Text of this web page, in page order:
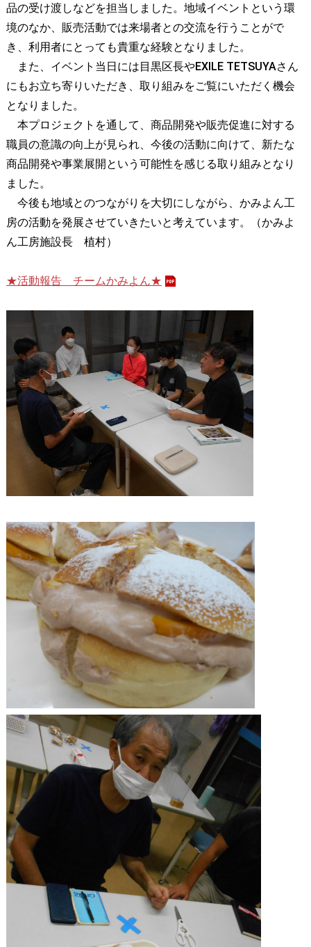
品の受け渡しなどを担当しました。地域イベントという環
境のなか、販売活動では来場者との交流を行うことがで
き、利用者にとっても貴重な経験となりました。
また、イベント当日には目黒区長やEXILE TETSUYAさん
にもお立ち寄りいただき、取り組みをご覧にいただく機会
となりました。
本プロジェクトを通して、商品開発や販売促進に対する
職員の意識の向上が見られ、今後の活動に向けて、新たな
商品開発や事業展開という可能性を感じる取り組みとなり
ました。
今後も地域とのつながりを大切にしながら、かみよん工
房の活動を発展させていきたいと考えています。（かみよ
ん工房施設長 植村）
★活動報告 チームかみよん★